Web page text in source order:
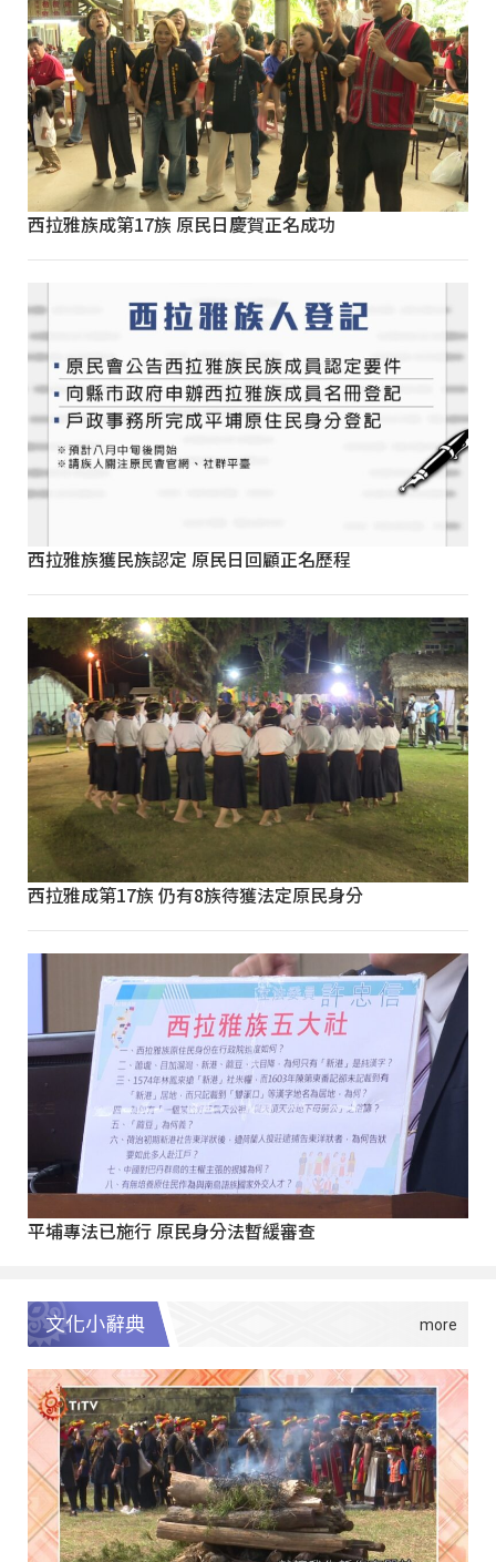
西拉雅族成第17族 原民日慶賀正名成功
西拉雅族獲民族認定 原民日回顧正名歷程
西拉雅成第17族 仍有8族待獲法定原民身分
平埔專法已施行 原民身分法暫緩審查
文化小辭典